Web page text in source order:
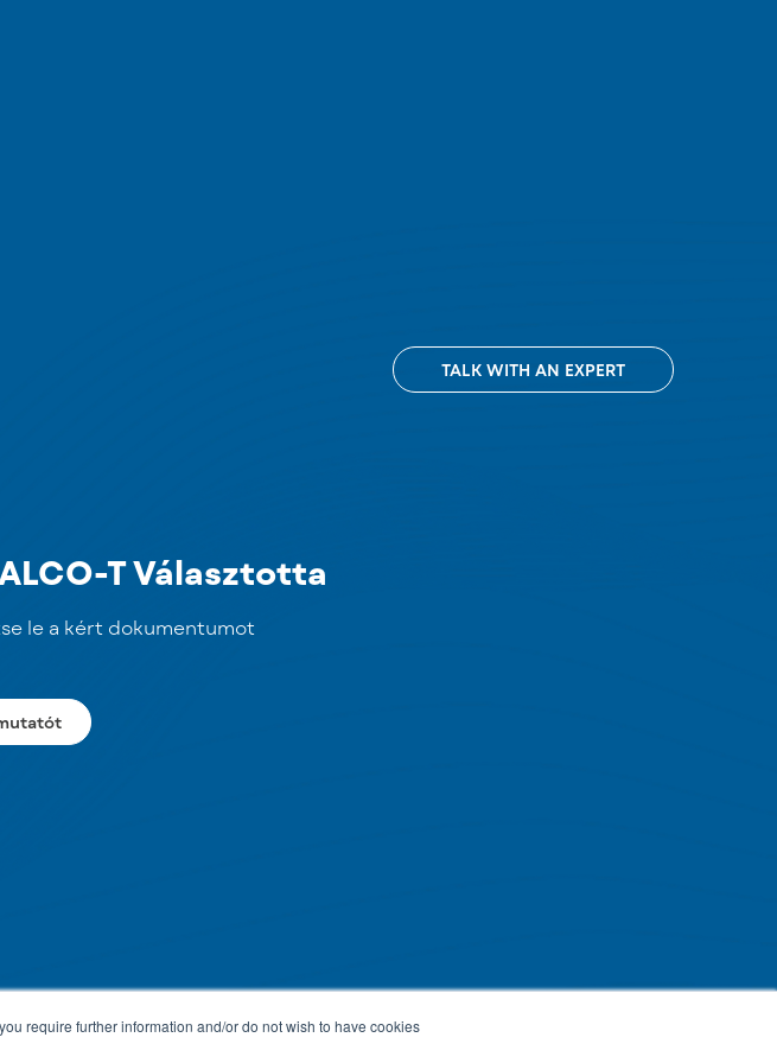
require further information and/or do not wish to have cookies
TALK WITH AN EXPERT
T Választotta
le a kért dokumentumot